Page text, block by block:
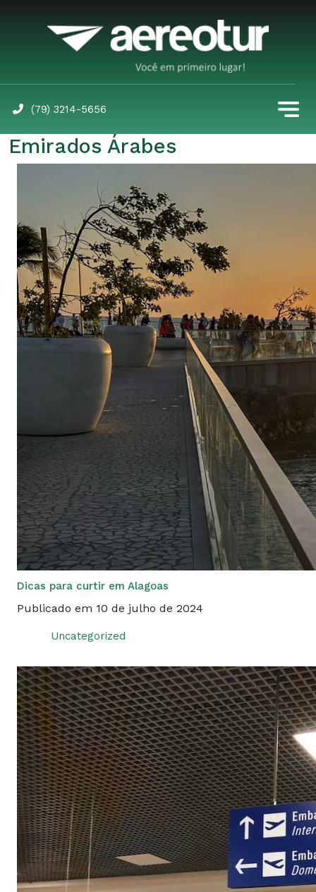
(79) 3214-5656
Emirados Árabes
Dicas para curtir em Alagoas
Publicado em 10 de julho de 2024
Uncategorized